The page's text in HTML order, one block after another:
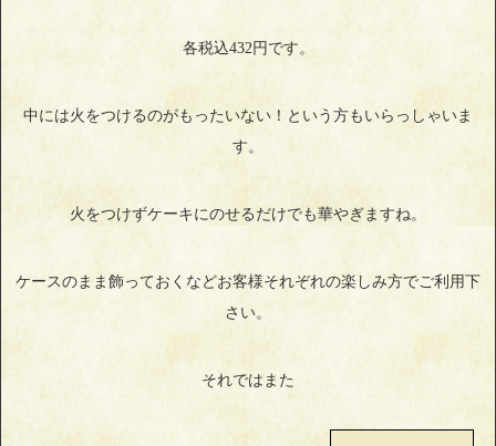
各税込432円です。
中には火をつけるのがもったいない！という方もいらっしゃいま
す。
火をつけずケーキにのせるだけでも華やぎますね。
ケースのまま飾っておくなどお客様それぞれの楽しみ方でご利用下
さい。
それではまた